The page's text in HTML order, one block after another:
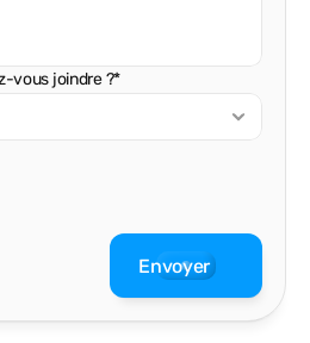
vous joindre ?*
Envoyer